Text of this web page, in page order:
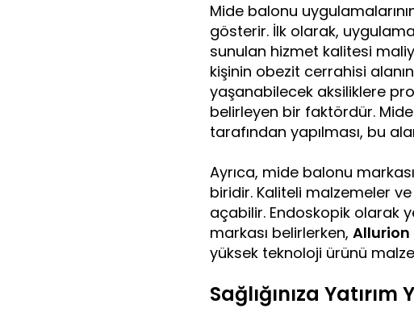
Mide balonu
gösterir. İlk olarak,
sunulan hizmet kalitesi
kişinin obezit cerrahisi
yaşanabilecek aksiliklere
belirleyen bir faktördür.
tarafından yapılması, bu
Ayrıca, mide balonu
biridir. Kaliteli malzemeler
açabilir. Endoskopik olarak
markası belirlerken,
yüksek teknoloji ürünü
Sağlığınıza